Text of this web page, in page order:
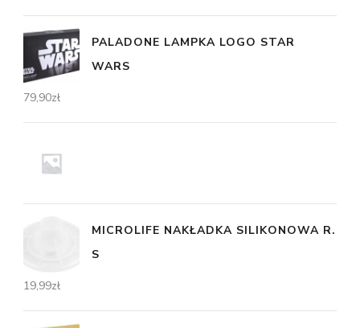
PALADONE LAMPKA LOGO STAR
WARS
79,90zł
MICROLIFE NAKŁADKA SILIKONOWA R.
S
19,99zł